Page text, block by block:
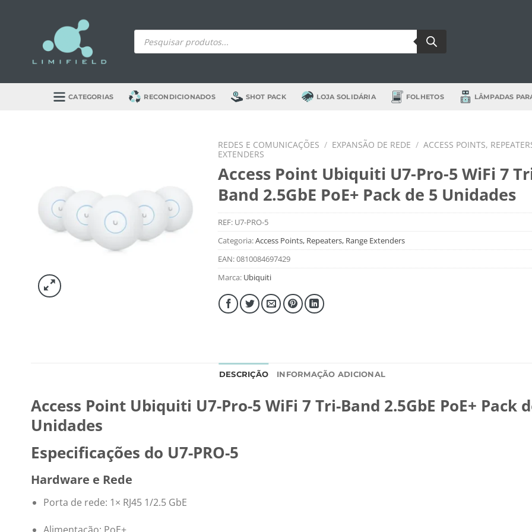
Products
search
CATEGORIAS RECONDICIONADOS SHOT PACK LOJA SOLIDÁRIA FOLHETOS LÂMPADAS
REDES E COMUNICAÇÕES / EXPANSÃO DE REDE / ACCESS POINTS,
EXTENDERS
Access Point Ubiquiti U7-Pro-5 WiFi 7
Band 2.5GbE PoE+ Pack de 5 Unidades
REF: U7-PRO-5
Categoria:Access Points, Repeaters, Range Extenders
EAN:0810084697429
Marca: Ubiquiti
DESCRIÇÃO INFORMAÇÃO ADICIONAL
Access Point Ubiquiti U7-Pro-5 WiFi 7 Tri-Band 2.5GbE PoE+ Pack
Unidades
Especificações do U7-PRO-5
Hardware e Rede
Porta de rede: 1× RJ45 1/2.5 GbE